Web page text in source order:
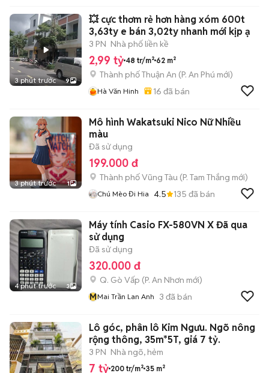
3 phút trước 9
💥 cực thơm rẻ hơn hàng xóm 600t
3,63ty e bán 3,02ty nhanh mới kịp ạ
3 PN Nhà phố liền kề
2,99 tỷ 48 tr/m² 62 m²
Thành phố Thuận An (P. An Phú mới)
Hà Văn Hinh 16 đã bán
3 phút trước 1
Mô hình Wakatsuki Nico Nữ Nhiều
màu
Đã sử dụng
199.000 đ
Thành phố Vũng Tàu (P. Tam Thắng mới)
Chú Mèo Đi Hia 4.5 135 đã bán
4 phút trước 3
Máy tính Casio FX-580VN X Đã qua
sử dụng
Đã sử dụng
320.000 đ
Q. Gò Vấp (P. An Nhơn mới)
MMai Trần Lan Anh 3 đã bán
Lô góc, phân lô Kim Ngưu. Ngõ nông
rộng thông, 35m*5T, giá 7 tỷ.
3 PN Nhà ngõ, hẻm
7 tỷ 200 tr/m² 35 m²